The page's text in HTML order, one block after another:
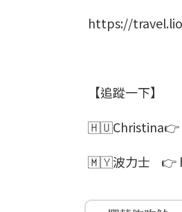
https://
【追蹤一下】
🇭🇺Christina👉
🇲🇾波力士 👉